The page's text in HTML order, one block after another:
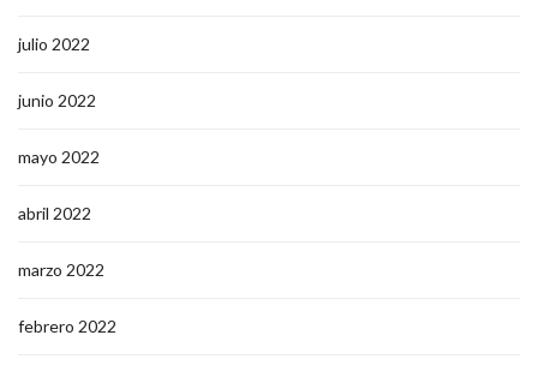
julio 2022
junio 2022
mayo 2022
abril 2022
marzo 2022
febrero 2022